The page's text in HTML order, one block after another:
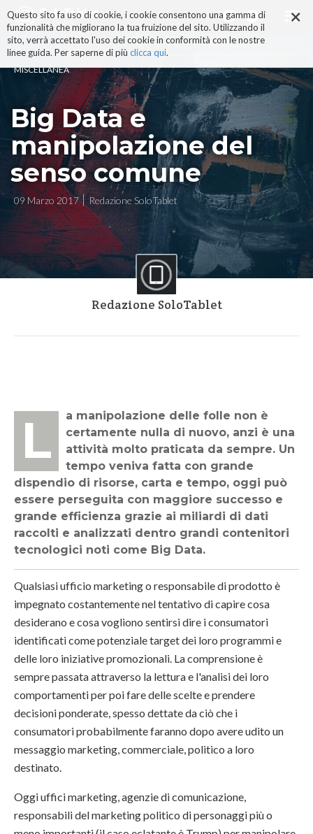
×
Questo sito fa uso di cookie, i cookie consentono una gamma di
funzionalità che migliorano la tua fruizione del sito. Utilizzando il
sito, verrà accettato l'uso dei cookie in conformità con le nostre
linee guida. Per saperne di più clicca qui.
ai
contenuti.
|
alla
navigazione
MISCELLANEA
Big Data e
manipolazione del
senso comune
09 Marzo 2017 Redazione SoloTablet
Redazione SoloTablet
La manipolazione delle folle non è
certamente nulla di nuovo, anzi è una
attività molto praticata da sempre. Un
tempo veniva fatta con grande
dispendio di risorse, carta e tempo, oggi può
essere perseguita con maggiore successo e
grande efficienza grazie ai miliardi di dati
raccolti e analizzati dentro grandi contenitori
tecnologici noti come Big Data.
Qualsiasi ufficio marketing o responsabile di prodotto è
impegnato costantemente nel tentativo di capire cosa
desiderano e cosa vogliono sentirsi dire i consumatori
identificati come potenziale target dei loro programmi e
delle loro iniziative promozionali. La comprensione è
sempre passata attraverso la lettura e l'analisi dei loro
comportamenti per poi fare delle scelte e prendere
decisioni ponderate, spesso dettate da ciò che i
consumatori probabilmente faranno dopo avere udito un
messaggio marketing, commerciale, politico a loro
destinato.
Oggi uffici marketing, agenzie di comunicazione,
responsabili del marketing politico di personaggi più o